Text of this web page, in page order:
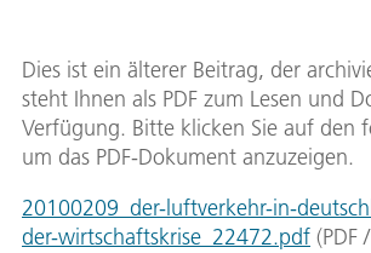
Dies ist ein älterer Beitrag, der
steht Ihnen als PDF zum Lesen und
Verfügung. Bitte klicken Sie auf den
um das PDF-Dokument anzuzeigen.
20100209_der-luftverkehr-in-
der-wirtschaftskrise_22472.pdf (PDF /